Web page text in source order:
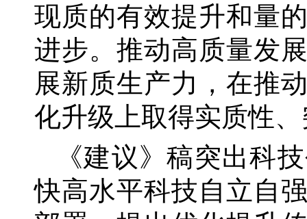
现质的有效提升和量
进步。推动高质量发
展新质生产力，在推
化升级上取得实质性
《建议》稿突出科
快高水平科技自立自